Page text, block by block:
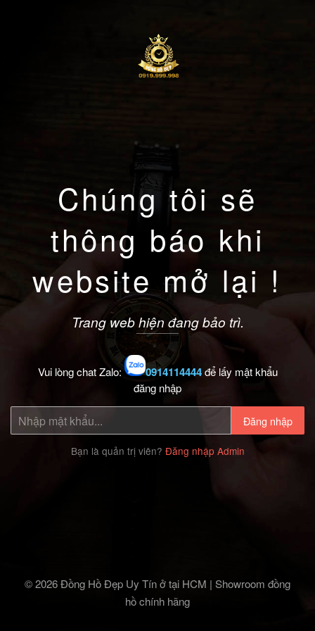
Chúng tôi sẽ
thông báo khi
website mở lại !
Trang web hiện đang bảo trì.
Vui lòng chat Zalo: 0914114444để lấy mật khẩu
đăng nhập
Đăng nhập
Bạn là quản trị viên? Đăng nhập Admin
© 2026 Đồng Hồ Đẹp Uy Tín ở tại HCM | Showroom đồng
hồ chính hãng‎